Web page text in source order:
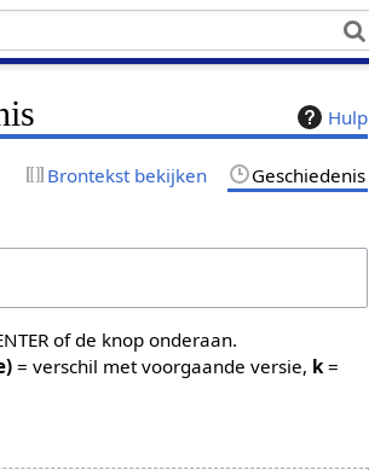
Hulp
Brontekst bekijken Geschiedenis
of de knop onderaan.
= verschil met voorgaande versie, k =